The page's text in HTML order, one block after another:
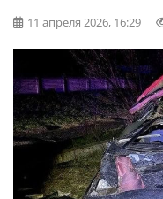
11 апреля 2026, 16:29